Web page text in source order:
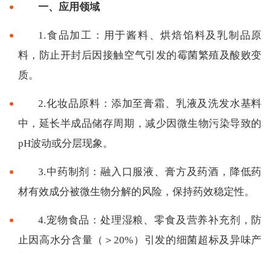
一、应用领域
1.食品加工：用于酱料、烘焙馅料及乳制品原
料，防止开封后因接触空气引发的霉菌繁殖及酸败变
质。
2.化妆品原料：添加至膏霜、乳液及洗发水基料
中，延长半成品储存周期，减少因微生物污染导致的
pH波动或分层现象。
3.中药制剂：融入口服液、膏方及药酒，降低药
材有效成分被微生物分解的风险，保持药效稳定性。
4.宠物食品：处理湿粮、零食及营养补充剂，防
止因高水分含量（＞20%）引发的细菌超标及异味产